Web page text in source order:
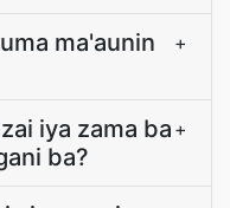
ma'aunin
+
iya zama ba
ba?
+